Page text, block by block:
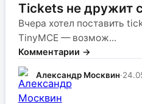
Tickets не дружит
Вчера хотел поставить
TinyMCE — возмож...
Комментарии →
Александр Москвин·